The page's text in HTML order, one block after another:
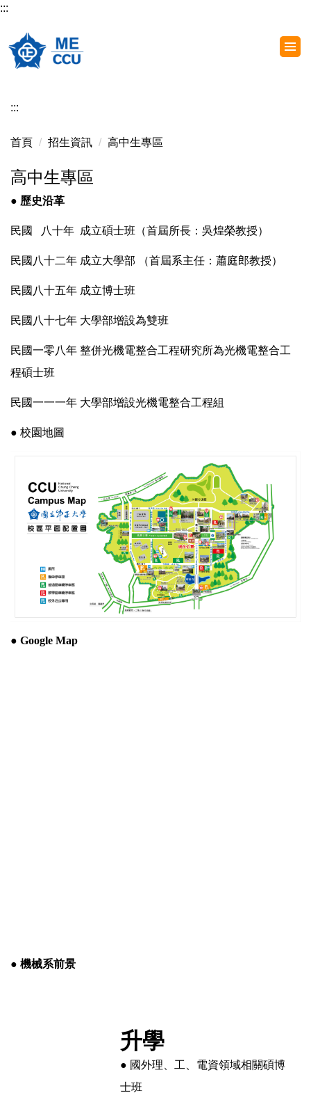
跳
主
要
區
:::
:::
首頁 招生資訊 高中生專區
高中生專區
● 歷史沿革
民國 八十年 成立碩士班（首屆所長：吳煌榮教授）
民國八十二年 成立大學部 （首屆系主任：蕭庭郎教授）
民國八十五年 成立博士班
民國八十七年 大學部增設為雙班
民國一零八年 整併光機電整合工程研究所為光機電整合工
程碩士班
民國一一一年 大學部增設光機電整合工程組
● 校園地圖
● Google Map
● 機械系前景
升學
● 國外理、工、電資領域相關碩博
士班